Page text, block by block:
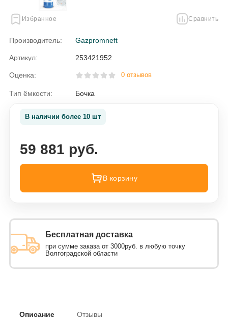
Избранное Сравнить
Производитель: Gazpromneft
Артикул: 253421952
Оценка: 0 отзывов
Тип ёмкости: Бочка
В наличии более 10 шт
59 881 руб.
В корзину
Бесплатная доставка
при сумме заказа от 3000руб. в любую точку
Волгоградской области
Описание Отзывы